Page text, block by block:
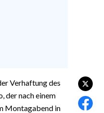
Verhaftung des
der nach einem
Montagabend in